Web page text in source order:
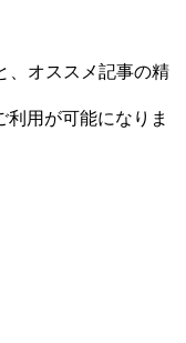
、オススメ記事の精
用が可能になりま